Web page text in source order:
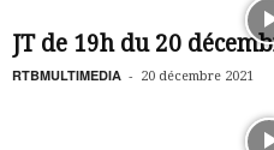
JT de 19h du 20
RTBMULTIMEDIA - 20 décembre 2021